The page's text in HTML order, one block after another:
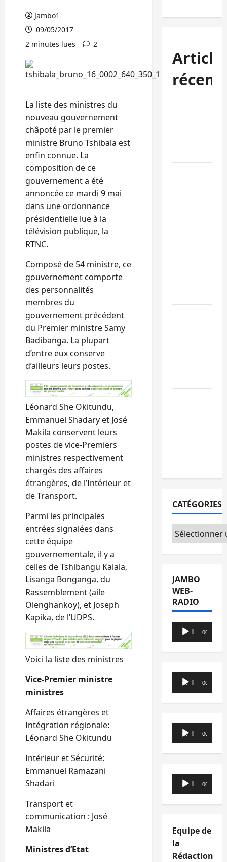
Jambo1
09/05/2017
2 minutes lues
2
La liste des ministres du
nouveau gouvernement
châpoté par le premier
ministre Bruno Tshibala est
enfin connue. La
composition de ce
gouvernement a été
annoncée ce mardi 9 mai
dans une ordonnance
présidentielle lue à la
télévision publique, la
RTNC.
Composé de 54 ministre, ce
gouvernement comporte
des personnalités
membres du
gouvernement précédent
du Premier ministre Samy
Badibanga. La plupart
d’entre eux conserve
d’ailleurs leurs postes.
Léonard She Okitundu,
Emmanuel Shadary et José
Makila conservent leurs
postes de vice-Premiers
ministres respectivement
chargés des affaires
étrangères, de l’Intérieur et
de Transport.
Parmi les principales
entrées signalées dans
cette équipe
gouvernementale, il y a
celles de Tshibangu Kalala,
Lisanga Bonganga, du
Rassemblement (aile
Olenghankoy), et Joseph
Kapika, de l’UDPS.
Voici la liste des ministres
Vice-Premier ministre
ministres
Affaires étrangères et
Intégration régionale:
Léonard She Okitundu
Intérieur et Sécurité:
Emmanuel Ramazani
Shadari
Transport et
communication : José
Makila
Ministres d’Etat
CATÉGORIES
Catégories
JAMBO
WEB-
RADIO
Lecteur
audio
00:00 00:00
Lecteur
audio
00:00 00:00
Lecteur
audio
00:00 00:00
Lecteur
audio
00:00 00:00
Equipe de
la
Rédaction